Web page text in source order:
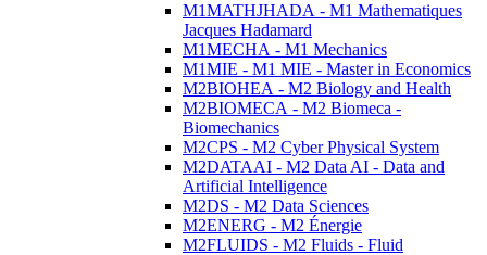
M1MATHJHADA - M1 Mathematiques
Jacques Hadamard
M1MECHA - M1 Mechanics
M1MIE - M1 MIE - Master in Economics
M2BIOHEA - M2 Biology and Health
M2BIOMECA - M2 Biomeca -
Biomechanics
M2CPS - M2 Cyber Physical System
M2DATAAI - M2 Data AI - Data and
Artificial Intelligence
M2DS - M2 Data Sciences
M2ENERG - M2 Énergie
M2FLUIDS - M2 Fluids - Fluid